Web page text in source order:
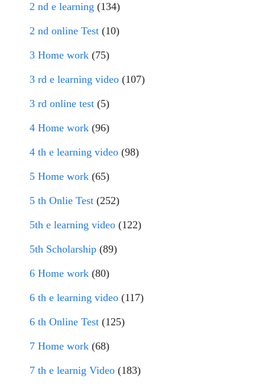
2 nd e learning (134)
2 nd online Test (10)
3 Home work (75)
3 rd e learning video (107)
3 rd online test (5)
4 Home work (96)
4 th e learning video (98)
5 Home work (65)
5 th Onlie Test (252)
5th e learning video (122)
5th Scholarship (89)
6 Home work (80)
6 th e learning video (117)
6 th Online Test (125)
7 Home work (68)
7 th e learnig Video (183)